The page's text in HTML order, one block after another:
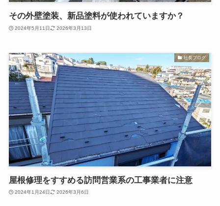
その外壁塗装、新品塗料が使われていますか？
2024年5月11日 2026年3月13日
社長ブログ
屋根修理をすすめる訪問営業系の工事業者に注意
2024年1月24日 2026年3月6日